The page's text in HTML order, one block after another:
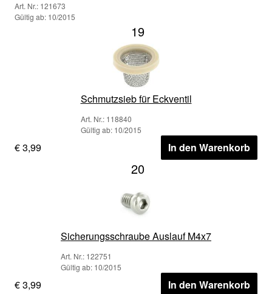
Art. Nr.: 121673
Gültig ab: 10/2015
19
Schmutzsieb für Eckventil
Art. Nr.: 118840
Gültig ab: 10/2015
€ 3,99 In den Warenkorb
20
Sicherungsschraube Auslauf M4x7
Art. Nr.: 122751
Gültig ab: 10/2015
€ 3,99 In den Warenkorb